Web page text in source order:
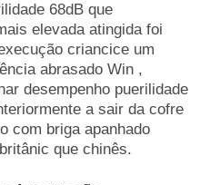
68dB que
elevada atingida foi
criancice um
abrasado Win ,
desempenho puerilidade
a sair da cofre
com briga apanhado
que chinês.